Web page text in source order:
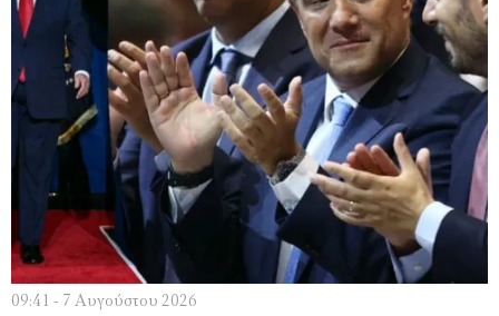
09:41 - 7 Αυγούστου 2026